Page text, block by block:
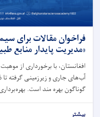
فراخوان مقالات برای
«مدیریت پایدار منابع
افغانستان، با برخورداری از
آب‌های جاری و زیرزمینی گرفته
گوناگون بهره مند است.
بیشتر